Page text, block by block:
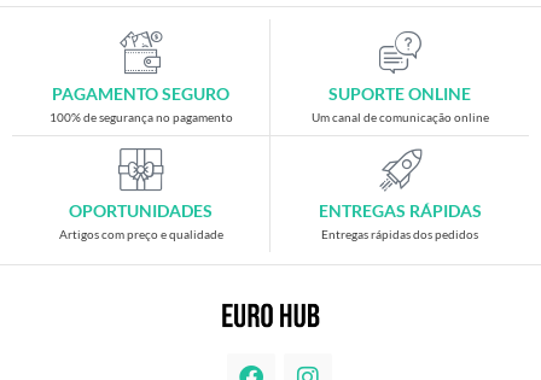
PAGAMENTO SEGURO
100% de segurança no pagamento
SUPORTE ONLINE
Um canal de comunicação online
OPORTUNIDADES
Artigos com preço e qualidade
ENTREGAS RÁPIDAS
Entregas rápidas dos pedidos